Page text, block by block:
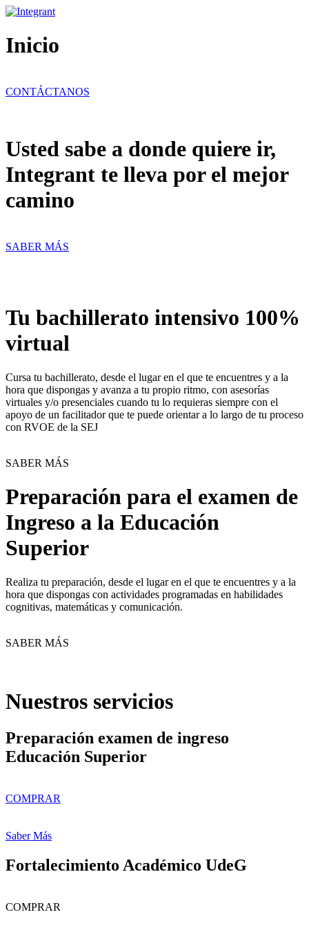
Ir
contenido
Inicio
CONTÁCTANOS
Usted sabe a donde quiere ir,
Integrant te lleva por el mejor
camino
SABER MÁS
Tu bachillerato intensivo 100%
virtual
Cursa tu bachillerato, desde el lugar en el que te encuentres y a la
hora que dispongas y avanza a tu propio ritmo, con asesorías
virtuales y/o presenciales cuando tu lo requieras siempre con el
apoyo de un facilitador que te puede orientar a lo largo de tu proceso
con RVOE de la SEJ
SABER MÁS
Preparación para el examen de
Ingreso a la Educación
Superior
Realiza tu preparación, desde el lugar en el que te encuentres y a la
hora que dispongas con actividades programadas en habilidades
cognitivas, matemáticas y comunicación.
SABER MÁS
Nuestros servicios
Preparación examen de ingreso
Educación Superior
COMPRAR
Saber Más
Fortalecimiento Académico UdeG
COMPRAR